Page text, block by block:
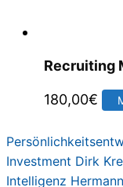
Recruiting
180,00€
Investment Dirk
Intelligenz